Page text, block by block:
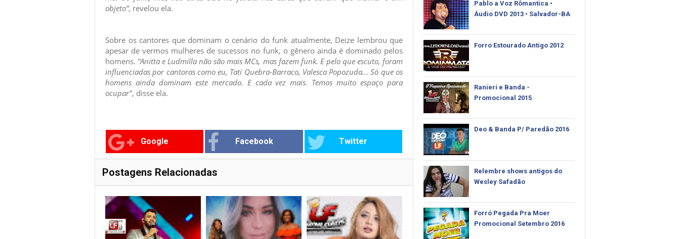
objeto”, revelou ela.
Sobre os cantores que dominam o cenário do funk atualmente, Deize lembrou que
apesar de vermos mulheres de sucessos no funk, o gênero ainda é dominado pelos
homens. “Anitta e Ludmilla não são mais MCs, mas fazem funk. E pelo que escuto, foram
influenciadas por cantoras como eu, Tati Quebra-Barraco, Valesca Popozuda... Só que os
homens ainda dominam este mercado. E cada vez mais. Temos muito espaço para
ocupar", disse ela.
Google Facebook Twitter
Postagens Relacionadas
Pablo‬ a Voz Rômantica •
Áudio DVD 2013 • Salvador-BA
Forro Estourado Antigo 2012
Ranieri e Banda -
Promocional 2015
Deo & Banda P/ Paredão 2016
Relembre shows antigos do
Wesley Safadão
Forró Pegada Pra Moer
Promocional Setembro 2016